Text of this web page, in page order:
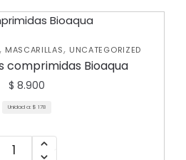
, MASCARILLAS, UNCATEGORIZED
comprimidas Bioaqua
$ 8.900
Unidad a: $ 178